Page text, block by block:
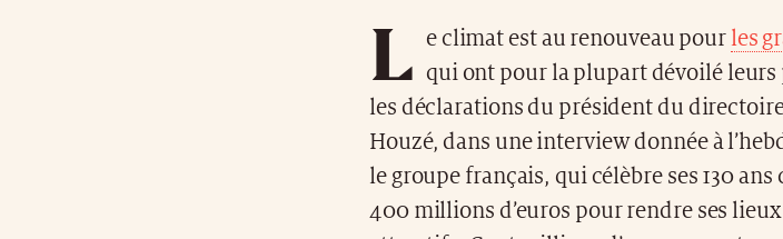
L e climat est au renouveau pour les
qui ont pour la plupart dévoilé leurs
les déclarations du président du
Houzé, dans une interview donnée à
le groupe français, qui célèbre ses 130
400 millions d’euros pour rendre ses